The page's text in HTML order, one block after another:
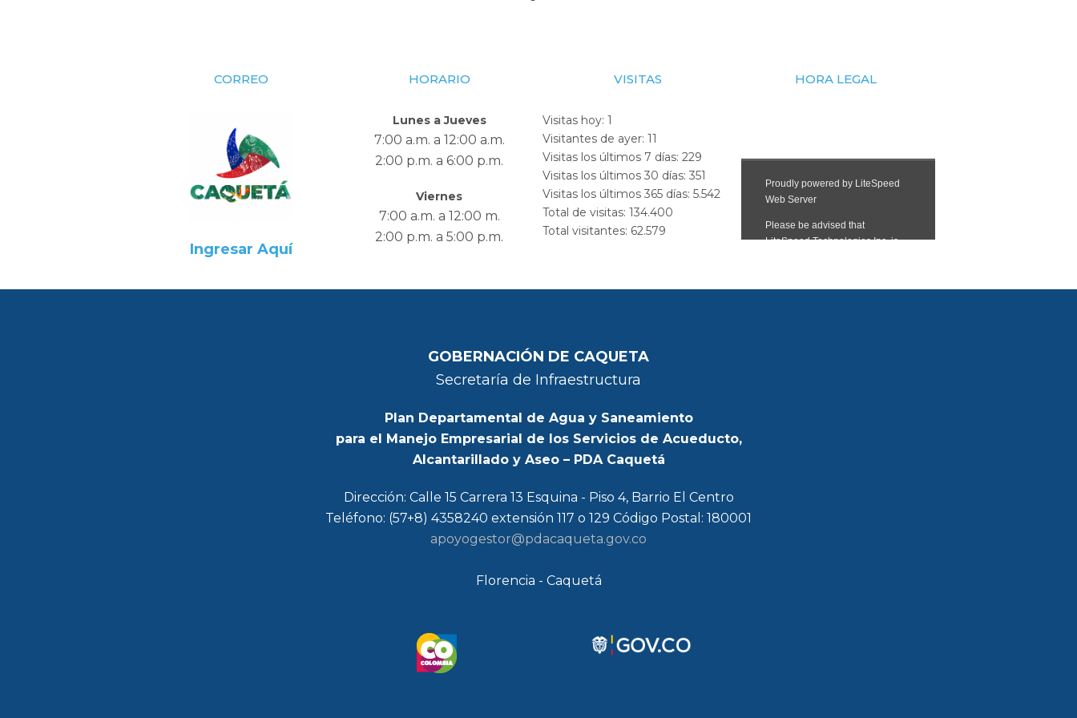
CORREO
Ingresar Aquí
HORARIO
Lunes a Jueves
7:00 a.m. a 12:00 a.m.
2:00 p.m. a 6:00 p.m.
Viernes
7:00 a.m. a 12:00 m.
2:00 p.m. a 5:00 p.m.
VISITAS
Visitas hoy: 1
Visitantes de ayer: 11
Visitas los últimos 7 días: 229
Visitas los últimos 30 días: 351
Visitas los últimos 365 días: 5.542
Total de visitas: 134.400
Total visitantes: 62.579
HORA LEGAL
GOBERNACIÓN DE CAQUETA
Secretaría de Infraestructura
Plan Departamental de Agua y Saneamiento
para el Manejo Empresarial de los Servicios de Acueducto,
Alcantarillado y Aseo – PDA Caquetá
Dirección: Calle 15 Carrera 13 Esquina - Piso 4, Barrio El Centro
Teléfono: (57+8) 4358240 extensión 117 o 129 Código Postal: 180001
apoyogestor@pdacaqueta.gov.co
Florencia - Caquetá